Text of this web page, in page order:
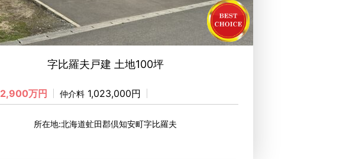
字比羅夫戸建 土地100坪
2,900万円 仲介料 1,023,000円
所在地:北海道虻田郡倶知安町字比羅夫